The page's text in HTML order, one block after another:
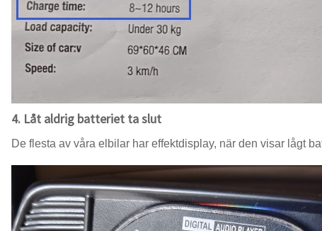
4. Låt aldrig batteriet ta slut
De flesta av våra elbilar har effektdisplay, när den visar lågt